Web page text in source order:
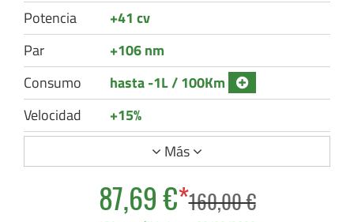
Potencia
+41 cv
Par
+106 nm
Consumo
hasta -1L / 100Km
Velocidad
+15%
Más
87,69 €*160,00 €